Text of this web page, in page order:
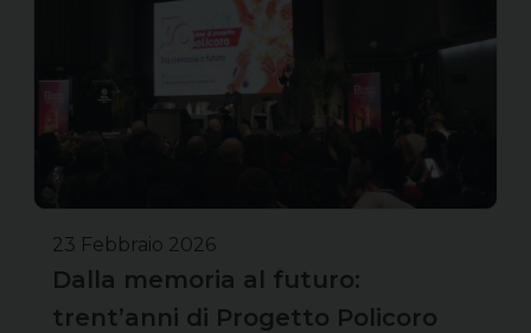
23 Febbraio 2026
Dalla memoria al futuro:
trent’anni di Progetto Policoro